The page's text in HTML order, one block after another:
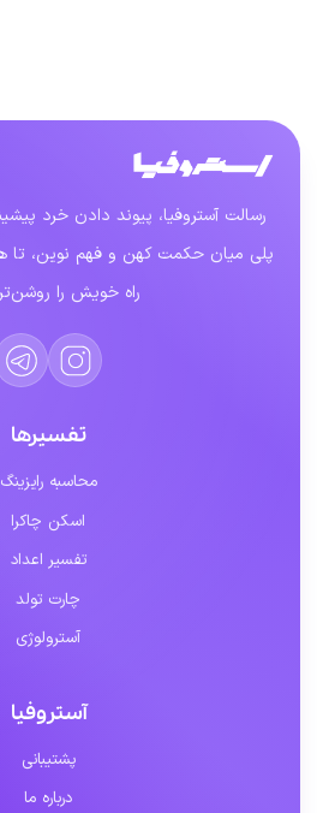
رسالت آستروفیا، پیوند دادن خرد
پلی میان حکمت کهن و فهم نوین، تا
راه خویش را روشن‌تر
تفسیرها
محاسبه رایزینگ
اسکن چاکرا
تفسیر اعداد
چارت تولد
آسترولوژی
آستروفیا
پشتیبانی
درباره ما